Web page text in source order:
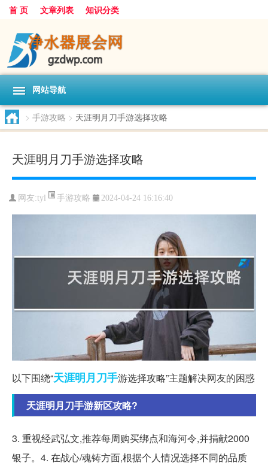
首 页 文章列表 知识分类
网站导航
> 手游攻略 > 天涯明月刀手游选择攻略
天涯明月刀手游选择攻略
网友:tyl 手游攻略 2024-04-24 16:16:40
以下围绕“天涯明月刀手游选择攻略”主题解决网友的困惑
天涯明月刀手游新区攻略?
3. 重视经武弘文,推荐每周购买绑点和海河令,并捐献2000
银子。4. 在战心/魂铸方面,根据个人情况选择不同的品质